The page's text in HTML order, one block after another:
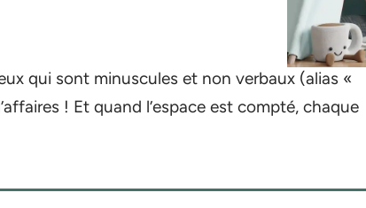
qui sont minuscules et non verbaux (alias «
! Et quand l’espace est compté, chaque